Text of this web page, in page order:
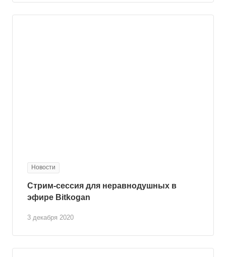
Новости
3 декабря 2020
Стрим-сессия для неравнодушных в
эфире Bitkogan